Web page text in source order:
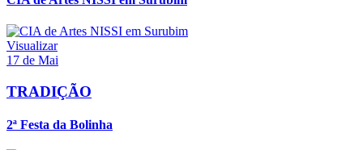
Visualizar
17 de Mai
TRADIÇÃO
2ª Festa da Bolinha